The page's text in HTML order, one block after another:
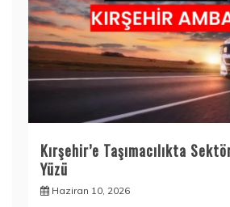
Kırşehir’e Taşımacılıkta
Yüzü
Haziran 10, 2026